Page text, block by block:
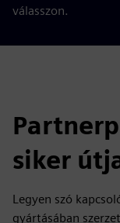
válasszon.
siker
Legyen szó
gyártásában